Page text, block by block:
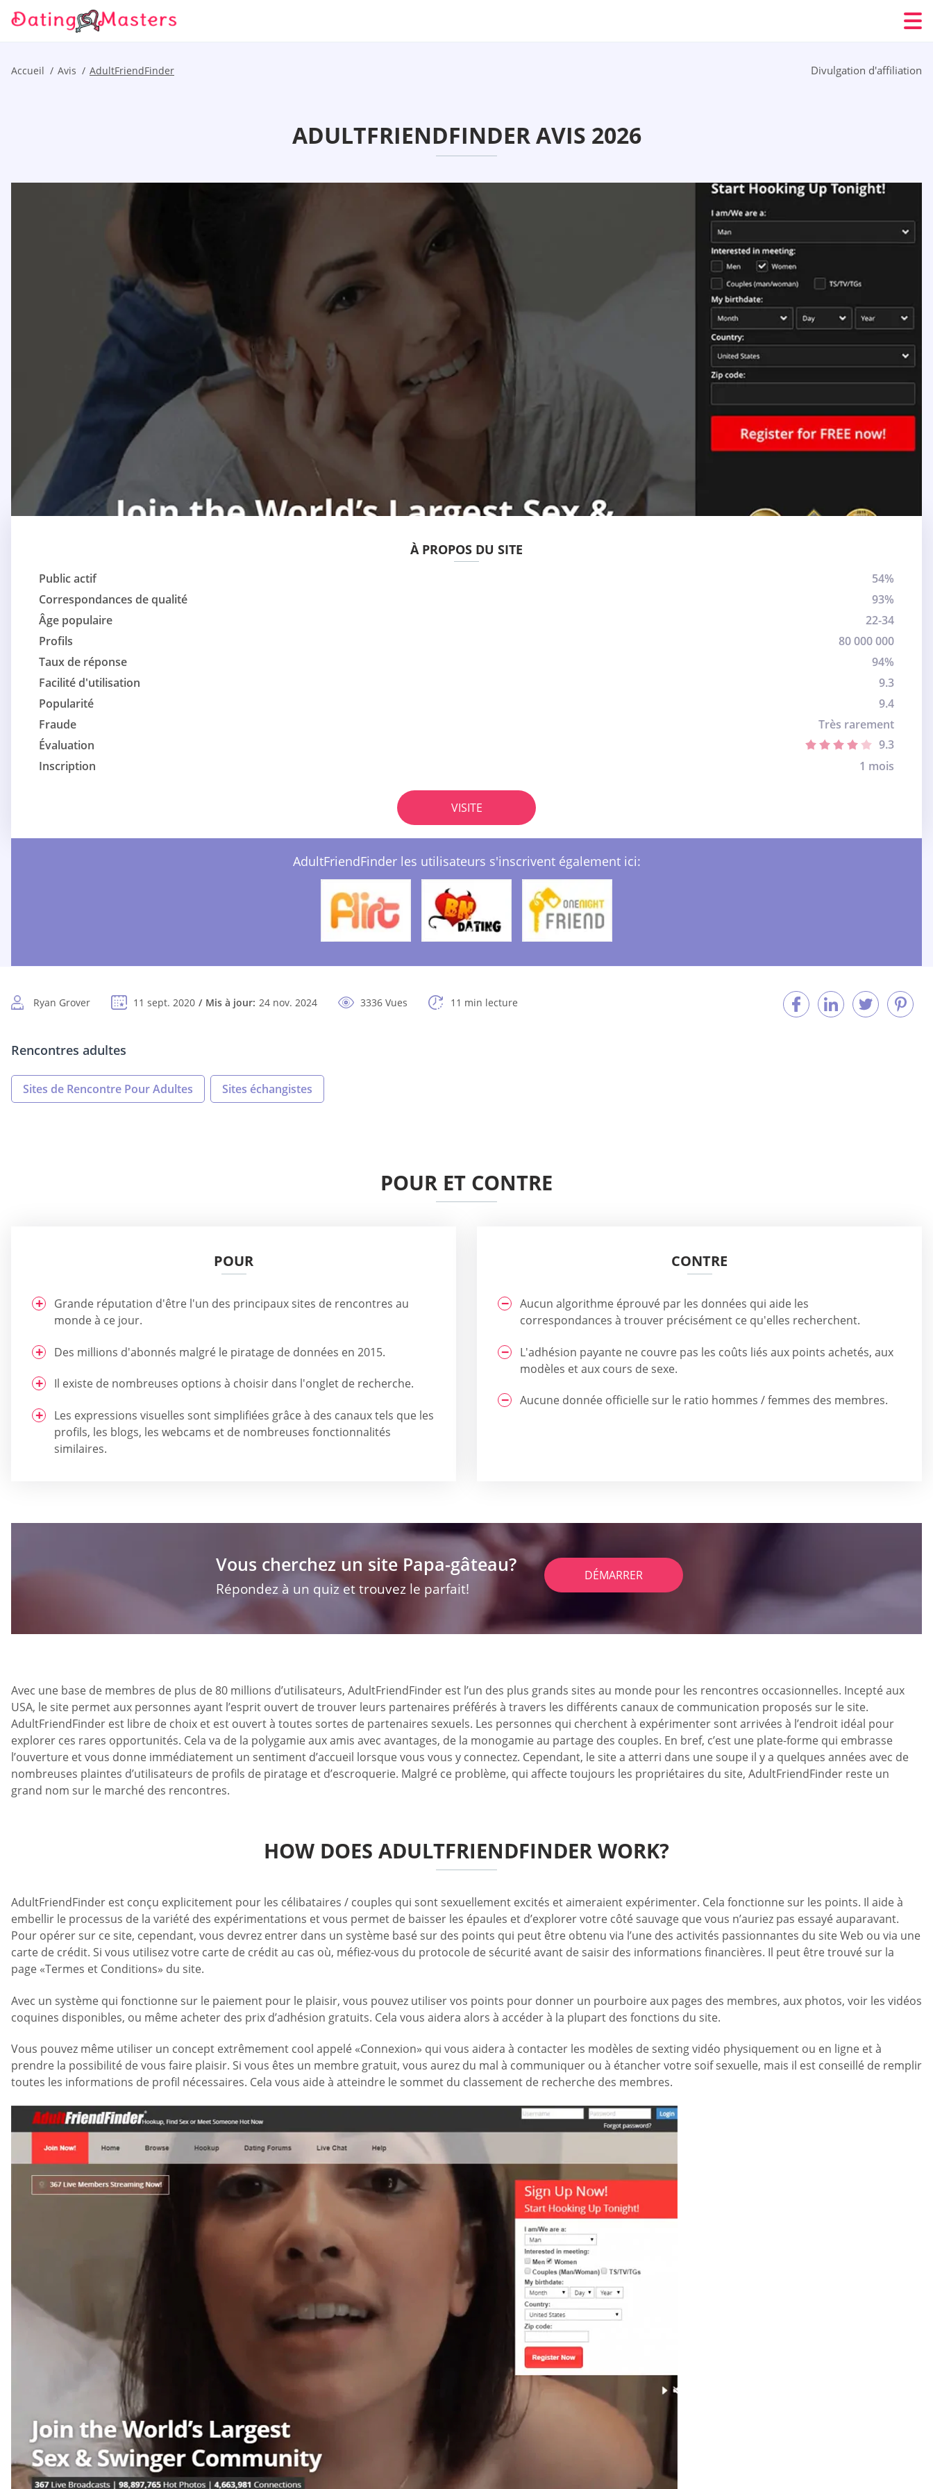
Accueil Avis AdultFriendFinder Divulgation d'affiliation
ADULTFRIENDFINDER AVIS 2026
À PROPOS DU SITE
Public actif
54%
Correspondances de qualité
93%
Âge populaire
22-34
Profils
80 000 000
Taux de réponse
94%
Facilité d'utilisation
9.3
Popularité
9.4
Fraude
Très rarement
Évaluation
9.3
Inscription
1 mois
VISITE
AdultFriendFinder les utilisateurs s'inscrivent également ici:
Ryan Grover 11 sept. 2020 Mis à jour: 24 nov. 2024 3336 Vues 11 min lecture
Rencontres adultes
Sites de Rencontre Pour Adultes Sites échangistes
POUR ET CONTRE
POUR
Grande réputation d'être l'un des principaux sites de rencontres au
monde à ce jour.
Des millions d'abonnés malgré le piratage de données en 2015.
Il existe de nombreuses options à choisir dans l'onglet de recherche.
Les expressions visuelles sont simplifiées grâce à des canaux tels que les
profils, les blogs, les webcams et de nombreuses fonctionnalités
similaires.
CONTRE
Aucun algorithme éprouvé par les données qui aide les
correspondances à trouver précisément ce qu'elles recherchent.
L'adhésion payante ne couvre pas les coûts liés aux points achetés, aux
modèles et aux cours de sexe.
Aucune donnée officielle sur le ratio hommes / femmes des membres.
Vous cherchez un site Papa-gâteau?
Répondez à un quiz et trouvez le parfait!
DÉMARRER
Avec une base de membres de plus de 80 millions d’utilisateurs, AdultFriendFinder est l’un des plus grands sites au monde pour les rencontres occasionnelles. Incepté aux
USA, le site permet aux personnes ayant l’esprit ouvert de trouver leurs partenaires préférés à travers les différents canaux de communication proposés sur le site.
AdultFriendFinder est libre de choix et est ouvert à toutes sortes de partenaires sexuels. Les personnes qui cherchent à expérimenter sont arrivées à l’endroit idéal pour
explorer ces rares opportunités. Cela va de la polygamie aux amis avec avantages, de la monogamie au partage des couples. En bref, c’est une plate-forme qui embrasse
l’ouverture et vous donne immédiatement un sentiment d’accueil lorsque vous vous y connectez. Cependant, le site a atterri dans une soupe il y a quelques années avec de
nombreuses plaintes d’utilisateurs de profils de piratage et d’escroquerie. Malgré ce problème, qui affecte toujours les propriétaires du site, AdultFriendFinder reste un
grand nom sur le marché des rencontres.
HOW DOES ADULTFRIENDFINDER WORK?
AdultFriendFinder est conçu explicitement pour les célibataires / couples qui sont sexuellement excités et aimeraient expérimenter. Cela fonctionne sur les points. Il aide à
embellir le processus de la variété des expérimentations et vous permet de baisser les épaules et d’explorer votre côté sauvage que vous n’auriez pas essayé auparavant.
Pour opérer sur ce site, cependant, vous devrez entrer dans un système basé sur des points qui peut être obtenu via l’une des activités passionnantes du site Web ou via une
carte de crédit. Si vous utilisez votre carte de crédit au cas où, méfiez-vous du protocole de sécurité avant de saisir des informations financières. Il peut être trouvé sur la
page «Termes et Conditions» du site.
Avec un système qui fonctionne sur le paiement pour le plaisir, vous pouvez utiliser vos points pour donner un pourboire aux pages des membres, aux photos, voir les vidéos
coquines disponibles, ou même acheter des prix d’adhésion gratuits. Cela vous aidera alors à accéder à la plupart des fonctions du site.
Vous pouvez même utiliser un concept extrêmement cool appelé «Connexion» qui vous aidera à contacter les modèles de sexting vidéo physiquement ou en ligne et à
prendre la possibilité de vous faire plaisir. Si vous êtes un membre gratuit, vous aurez du mal à communiquer ou à étancher votre soif sexuelle, mais il est conseillé de remplir
toutes les informations de profil nécessaires. Cela vous aide à atteindre le sommet du classement de recherche des membres.